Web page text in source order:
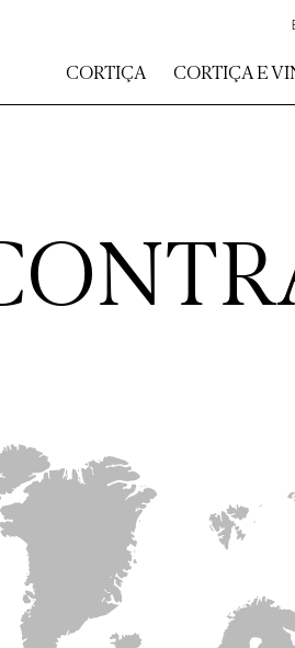
CORTIÇA CORTIÇA E